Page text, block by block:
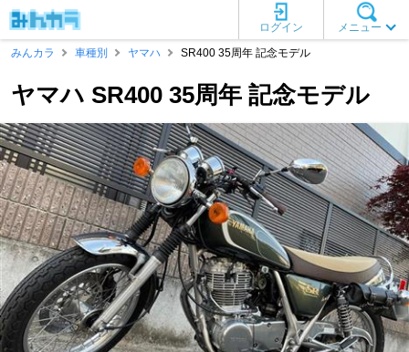
メニュー
ログイン
みんカラ
車種別 ヤマハ SR400 35周年 記念モデル
ヤマハ SR400 35周年 記念モデル